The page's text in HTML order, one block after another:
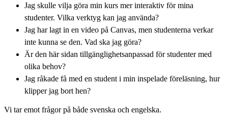
Jag skulle vilja göra min kurs mer interaktiv för mina
studenter. Vilka verktyg kan jag använda?
Jag har lagt in en video på Canvas, men studenterna verkar
inte kunna se den. Vad ska jag göra?
Är den här sidan tillgänglighetsanpassad för studenter med
olika behov?
Jag råkade få med en student i min inspelade föreläsning, hur
klipper jag bort hen?
Vi tar emot frågor på både svenska och engelska.